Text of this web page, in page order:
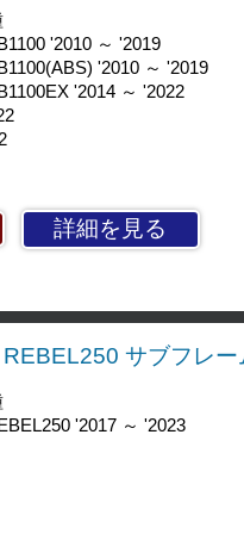
'2010 ～ '2019
'2010 ～ '2019
'2014 ～ '2022
詳細を見る
サブフレ
'2017 ～ '2023